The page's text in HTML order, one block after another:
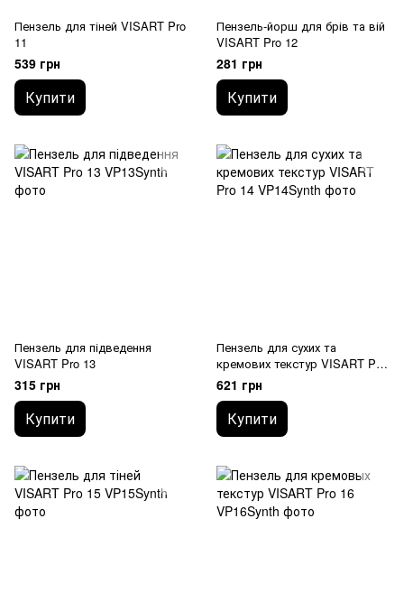
Пензель для тіней VISART Pro
11
539 грн
Купити
Пензель-йорш для брів та вій
VISART Pro 12
281 грн
Купити
Пензель для підведення
VISART Pro 13
315 грн
Купити
Пензель для сухих та
кремових текстур VISART Pro
14
621 грн
Купити